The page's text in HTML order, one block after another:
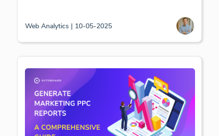
Web Analytics | 10-05-2025